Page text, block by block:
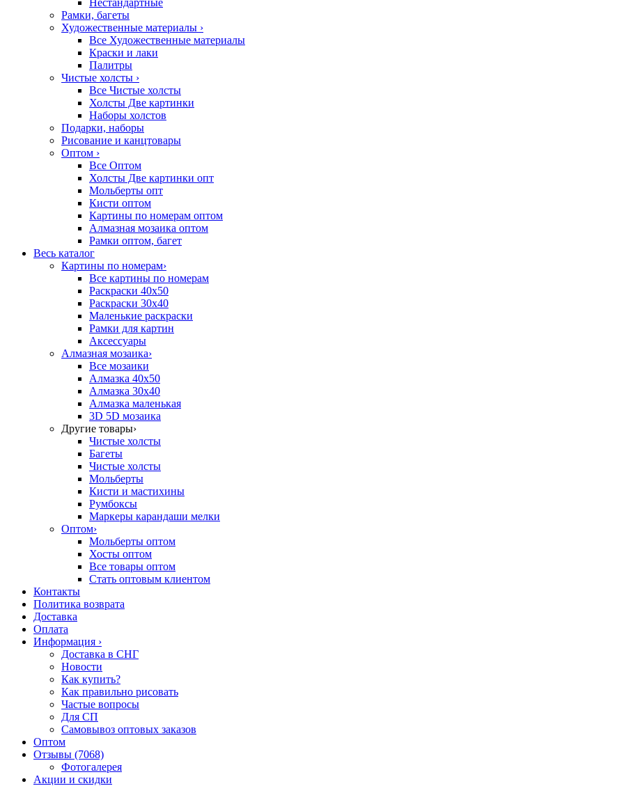
Нестандартные
Рамки, багеты
Художественные материалы ›
Все Художественные материалы
Краски и лаки
Палитры
Чистые холсты ›
Все Чистые холсты
Холсты Две картинки
Наборы холстов
Подарки, наборы
Рисование и канцтовары
Оптом ›
Все Оптом
Холсты Две картинки опт
Мольберты опт
Кисти оптом
Картины по номерам оптом
Алмазная мозаика оптом
Рамки оптом, багет
Весь каталог
Картины по номерам›
Все картины по номерам
Раскраски 40х50
Раскраски 30х40
Маленькие раскраски
Рамки для картин
Аксессуары
Алмазная мозаика›
Все мозаики
Алмазка 40х50
Алмазка 30х40
Алмазка маленькая
3D 5D мозаика
Другие товары›
Чистые холсты
Багеты
Чистые холсты
Мольберты
Кисти и мастихины
Румбоксы
Маркеры карандаши мелки
Оптом›
Мольберты оптом
Хосты оптом
Все товары оптом
Стать оптовым клиентом
Контакты
Политика возврата
Доставка
Оплата
Информация ›
Доставка в СНГ
Новости
Как купить?
Как правильно рисовать
Частые вопросы
Для СП
Самовывоз оптовых заказов
Оптом
Отзывы (7068)
Фотогалерея
Акции и скидки